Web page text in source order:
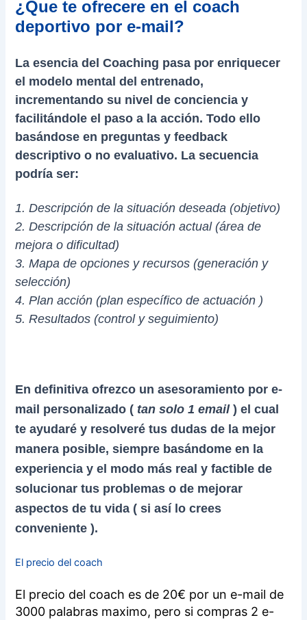
¿Que te ofrecere en el coach
deportivo por e-mail?
La esencia del Coaching pasa por enriquecer
el modelo mental del entrenado,
incrementando su nivel de conciencia y
facilitándole el paso a la acción. Todo ello
basándose en preguntas y feedback
descriptivo o no evaluativo. La secuencia
podría ser:
1. Descripción de la situación deseada (objetivo)
2. Descripción de la situación actual (área de
mejora o dificultad)
3. Mapa de opciones y recursos (generación y
selección)
4. Plan acción (plan específico de actuación )
5. Resultados (control y seguimiento)
En definitiva ofrezco un asesoramiento por e-
mail personalizado (tan solo 1 email) el cual
te ayudaré y resolveré tus dudas de la mejor
manera posible, siempre basándome en la
experiencia y el modo más real y factible de
solucionar tus problemas o de mejorar
aspectos de tu vida ( si así lo crees
conveniente ).
El precio del coach
El precio del coach es de 20€ por un e-mail de
3000 palabras maximo, pero si compras 2 e-